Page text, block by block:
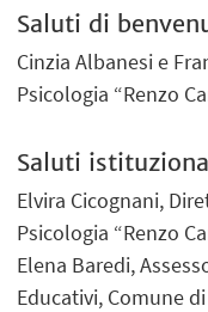
Saluti di
Cinzia Albanesi e
Psicologia “Renzo
Saluti
Elvira Cicognani,
Psicologia “Renzo
Elena Baredi,
Educativi, Comune